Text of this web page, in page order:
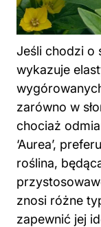
Jeśli chodzi o
wykazuje
zarówno w
chociaż
‘Aurea’,
roślina,
znosi różne
zapewnić jej